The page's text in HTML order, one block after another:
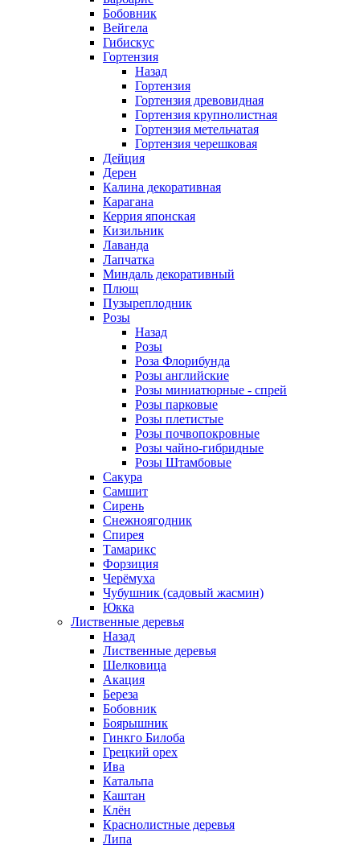
Бобовник
Вейгела
Гибискус
Гортензия
Назад
Гортензия
Гортензия древовидная
Гортензия крупнолистная
Гортензия метельчатая
Гортензия черешковая
Дейция
Дерен
Калина декоративная
Карагана
Керрия японская
Кизильник
Лаванда
Лапчатка
Миндаль декоративный
Плющ
Пузыреплодник
Розы
Назад
Розы
Роза Флорибунда
Розы английские
Розы миниатюрные - спрей
Розы парковые
Розы плетистые
Розы почвопокровные
Розы чайно-гибридные
Розы Штамбовые
Сакура
Самшит
Сирень
Снежноягодник
Спирея
Тамарикс
Форзиция
Черёмуха
Чубушник (садовый жасмин)
Юкка
Лиственные деревья
Назад
Лиственные деревья
Шелковица
Акация
Береза
Бобовник
Боярышник
Гинкго Билоба
Грецкий орех
Ива
Катальпа
Каштан
Клён
Краснолистные деревья
Липа